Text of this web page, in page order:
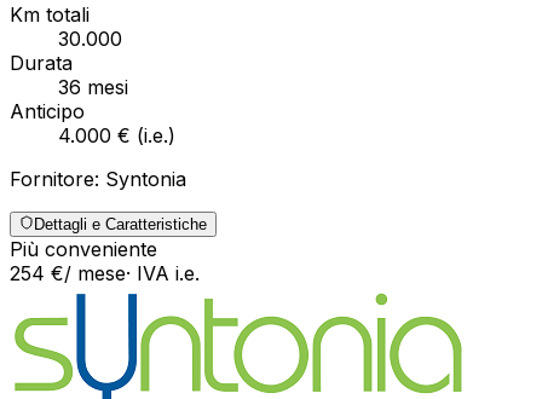
Km totali
30.000
Durata
36 mesi
Anticipo
4.000 € (i.e.)
Fornitore: Syntonia
Dettagli e Caratteristiche
Più conveniente
254 €/ mese· IVA i.e.